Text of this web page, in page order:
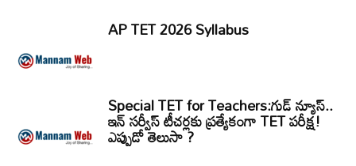
AP TET 2026 Syllabus
Special TET for Teachers:గుడ్ న్యూస్..
ఇన్ సర్వీస్ టీచర్లకు ప్రత్యేకంగా TET పరీక్ష!
ఎప్పుడో తెలుసా ?